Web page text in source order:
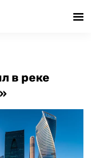
в реке